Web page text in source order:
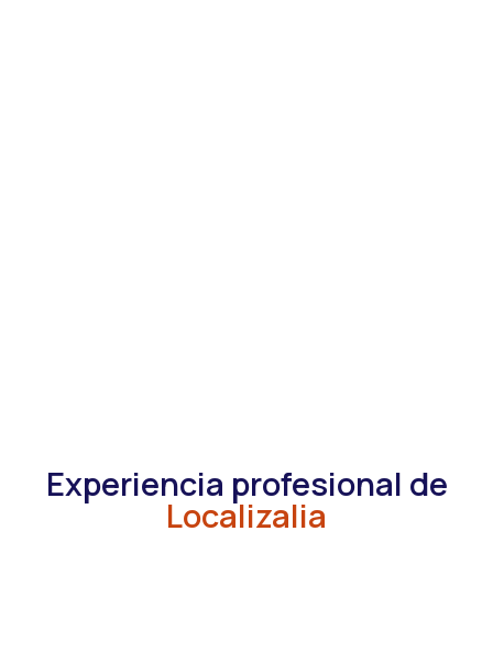
Experiencia profesional de
Localizalia